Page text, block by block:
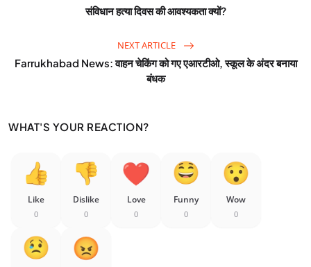
संविधान हत्या दिवस की आवश्यकता क्यों?
NEXT ARTICLE
Farrukhabad News: वाहन चेकिंग को गए एआरटीओ, स्कूल के अंदर बनाया
बंधक
WHAT'S YOUR REACTION?
Like
0
Dislike
0
Love
0
Funny
0
Wow
0